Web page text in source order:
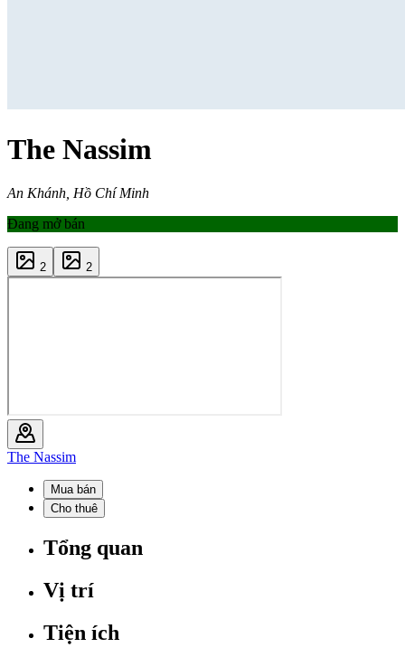
The Nassim
An Khánh, Hồ Chí Minh
Đang mở bán
2 2
The Nassim
Mua bán
Cho thuê
Tổng quan
Vị trí
Tiện ích